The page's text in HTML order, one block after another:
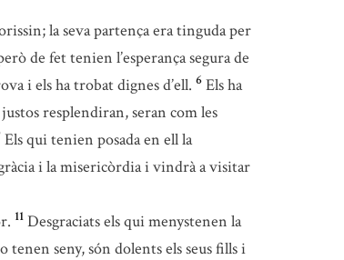
la seva partença era tinguda per
de fet tenien l’esperança segura de
i els ha trobat dignes d’ell. 6 Els ha
resplendiran, seran com les
Els qui tenien posada en ell la
i la misericòrdia i vindrà a visitar
11 Desgraciats els qui menystenen la
tenen seny, són dolents els seus fills i